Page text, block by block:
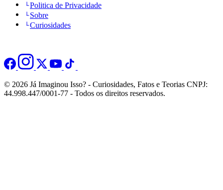
Politica de Privacidade
Sobre
Curiosidades
© 2026 Já Imaginou Isso? - Curiosidades, Fatos e Teorias CNPJ:
44.998.447/0001-77 - Todos os direitos reservados.